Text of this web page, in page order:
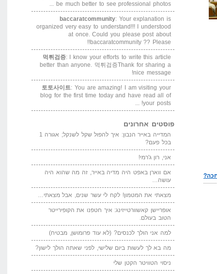
be much better to see professional photos ...
baccaratcommunity: Your explanation is
organized very easy to understand!!! I understood
at once. Could you please post about
baccaratcommunity ?? Please!!
먹튀검증: I know your efforts to write this article
better than anyone. 먹튀검증Thank for sharing a
nice message!
토토사이트: You are amazing! I am visiting your
blog for the first time today and have read all of
your posts! ...
פוסטים אחרונים
המדייה באייר הנבון: איך להפול שקל לשנקל; אגורה 1
בכל פעם?
אני, רון ג'רמי!
אם ווארן באפט היה מדיה באייר, זה מה שהוא היה
עושה…
מצאתי את המטמון! לקח לי עשר שנים, אבל מצאתי…
אופריישן קאשוורטייזינג: איך חטפנו את הקופירייטר
הטוב בעולם.
למה אני הולך לכנסים? (לא עוד פרומושן, מבטיח)
מה בא לך לעשות ביום שלישי, לפני שאתה הולך לישון?
ניסוי הטוויטר הקטן שלי